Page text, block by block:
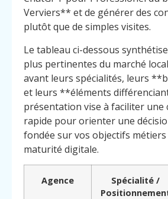
Verviers** et de générer des
plutôt que de simples visites.
Le tableau ci-dessous
plus pertinentes du marché
avant leurs spécialités, leurs
et leurs **éléments
présentation vise à faciliter une
rapide pour orienter une
fondée sur vos objectifs
maturité digitale.
Agence
Spécialité /